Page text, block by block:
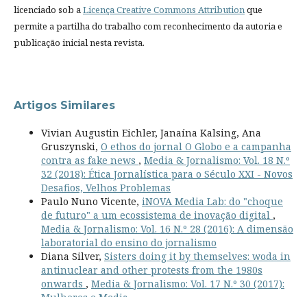
licenciado sob aLicença Creative Commons Attributionque
permite a partilha do trabalho com reconhecimento da autoria e
publicação inicial nesta revista.
Artigos Similares
Vivian Augustin Eichler, Janaína Kalsing, Ana
Gruszynski, O ethos do jornal O Globo e a campanha
contra as fake news , Media & Jornalismo: Vol. 18 N.º
32 (2018): Ética Jornalística para o Século XXI - Novos
Desafios, Velhos Problemas
Paulo Nuno Vicente, iNOVA Media Lab: do "choque
de futuro" a um ecossistema de inovação digital ,
Media & Jornalismo: Vol. 16 N.º 28 (2016): A dimensão
laboratorial do ensino do jornalismo
Diana Silver, Sisters doing it by themselves: woda in
antinuclear and other protests from the 1980s
onwards , Media & Jornalismo: Vol. 17 N.º 30 (2017):